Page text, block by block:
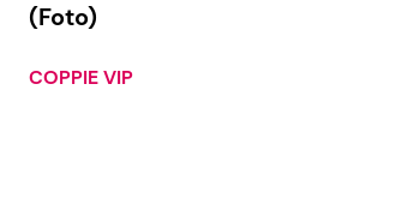
(Foto)
COPPIE VIP